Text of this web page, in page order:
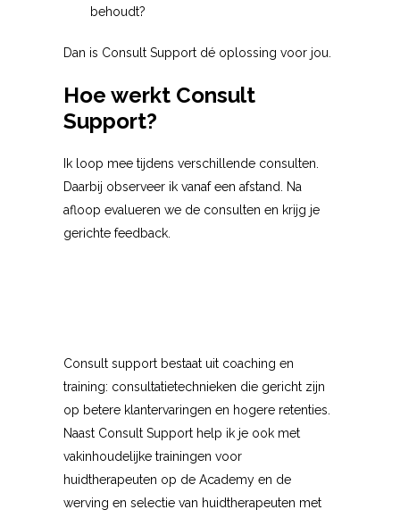
behoudt?
Dan is Consult Support dé oplossing voor jou.
Hoe werkt Consult
Support?
Ik loop mee tijdens verschillende consulten.
Daarbij observeer ik vanaf een afstand. Na
afloop evalueren we de consulten en krijg je
gerichte feedback.
Consult support bestaat uit coaching en
training: consultatietechnieken die gericht zijn
op betere klantervaringen en hogere retenties.
Naast Consult Support help ik je ook met
vakinhoudelijke trainingen voor
huidtherapeuten op de Academy en de
werving en selectie van huidtherapeuten met